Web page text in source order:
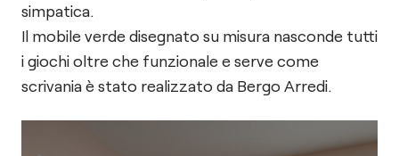
simpatica.
Il mobile verde disegnato su misura nasconde tutti
i giochi oltre che funzionale e serve come
scrivania è stato realizzato da Bergo Arredi.